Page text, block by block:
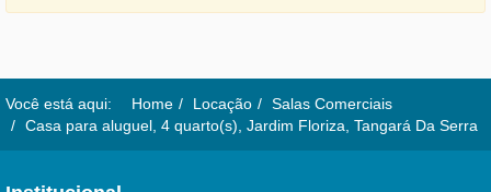
Você está aqui: Home Locação
Salas Comerciais
Casa para aluguel, 4 quarto(s), Jardim Floriza, Tangará Da Serra